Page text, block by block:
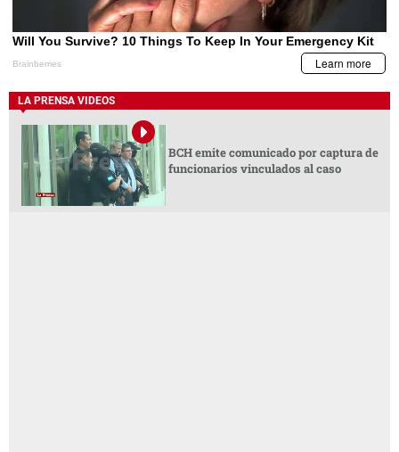
LA PRENSA VIDEOS
BCH emite comunicado por captura de
funcionarios vinculados al caso